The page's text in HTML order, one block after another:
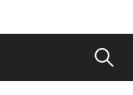
検